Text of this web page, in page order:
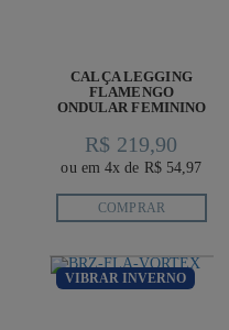
CALÇA LEGGING
FLAMENGO
ONDULAR FEMININO
R$ 219,90
ou em 4x de R$ 54,97
COMPRAR
VIBRAR INVERNO